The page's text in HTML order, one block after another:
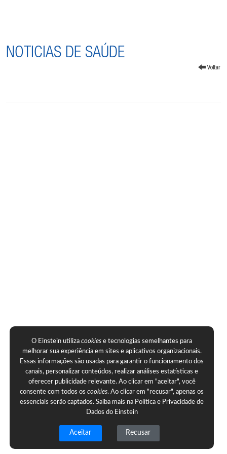
NOTICIAS DE SAÚDE
O Einstein utilizacookies e tecnologias semelhantes para
melhorar sua experiência em sites e aplicativos organizacionais.
Essas informações são usadas para garantir o funcionamento dos
canais, personalizar conteúdos, realizar análises estatísticas e
oferecer publicidade relevante. Ao clicar em "aceitar", você
consente com todos oscookies. Ao clicar em "recusar", apenas os
essenciais serão captados. Saiba mais na Política e Privacidade de
Dados do Einstein
Aceitar Recusar